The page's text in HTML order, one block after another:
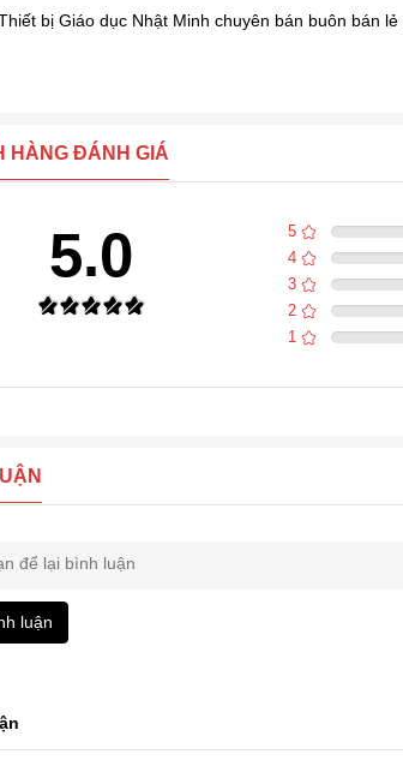
bị Giáo dục Nhật Minh chuyên bán buôn bán
HÀNG ĐÁNH GIÁ
5.0 5
4
3
2
1
luận